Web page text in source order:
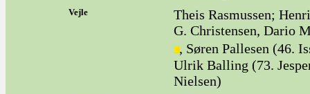
Vejle
Theis Rasmussen;
G. Christensen, Dario
, Søren Pallesen (46.
Ulrik Balling (73.
Nielsen)